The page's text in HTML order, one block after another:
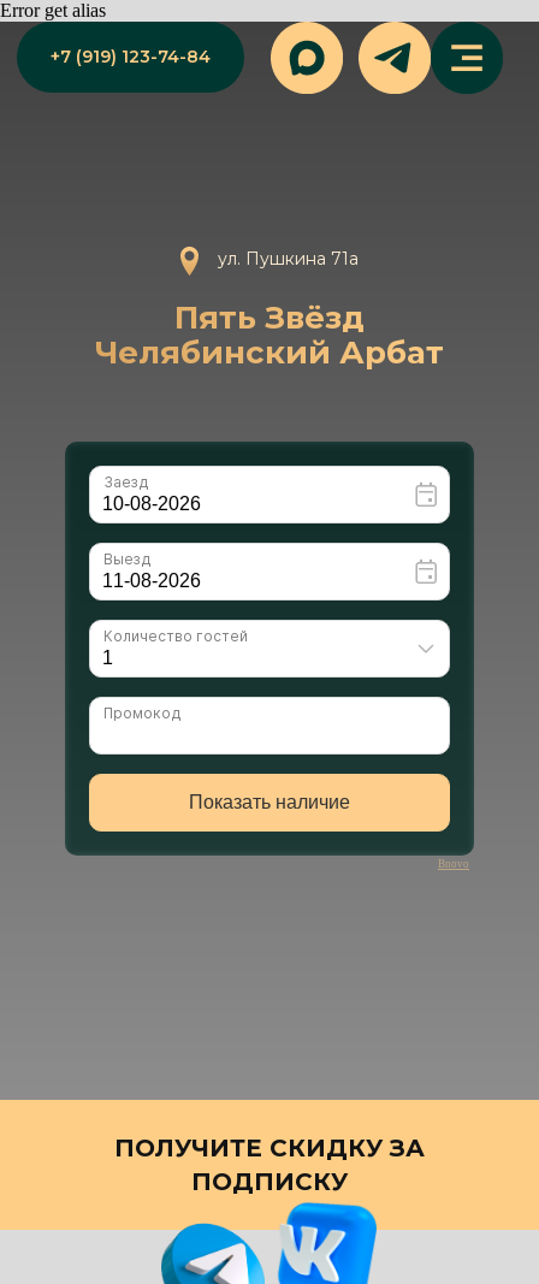
Error get alias
Пять Звёзд
Челябинский Арбат
ул. Пушкина 71а
Bnovo
ПОЛУЧИТЕ СКИДКУ ЗА
ПОДПИСКУ